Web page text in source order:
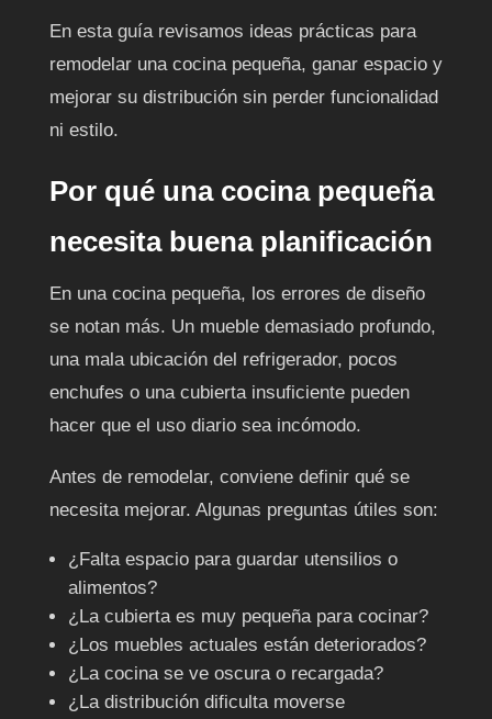
En esta guía revisamos ideas prácticas para
remodelar una cocina pequeña, ganar espacio y
mejorar su distribución sin perder funcionalidad
ni estilo.
Por qué una cocina pequeña
necesita buena planificación
En una cocina pequeña, los errores de diseño
se notan más. Un mueble demasiado profundo,
una mala ubicación del refrigerador, pocos
enchufes o una cubierta insuficiente pueden
hacer que el uso diario sea incómodo.
Antes de remodelar, conviene definir qué se
necesita mejorar. Algunas preguntas útiles son:
¿Falta espacio para guardar utensilios o
alimentos?
¿La cubierta es muy pequeña para cocinar?
¿Los muebles actuales están deteriorados?
¿La cocina se ve oscura o recargada?
¿La distribución dificulta moverse